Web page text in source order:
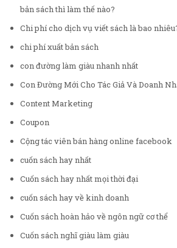
bản sách thì làm thế nào?
Chi phí cho dịch vụ viết sách là bao
chi phí xuất bản sách
con đường làm giàu nhanh nhất
Con Đường Mới Cho Tác Giả Và Doanh
Content Marketing
Coupon
Cộng tác viên bán hàng online facebook
cuốn sách hay nhất
Cuốn sách hay nhất mọi thời đại
cuốn sách hay về kinh doanh
Cuốn sách hoàn hảo về ngôn ngữ cơ thể
Cuốn sách nghĩ giàu làm giàu